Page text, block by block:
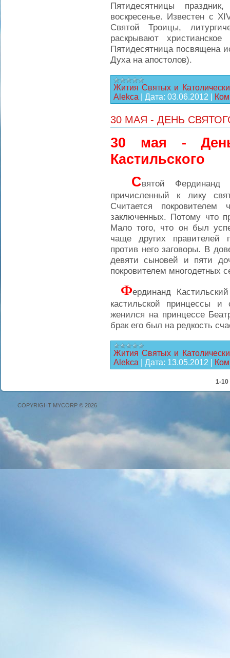
Пятидесятницы
воскресенье. Известен с
Святой Троицы,
раскрывают
Пятидесятница посвящена
Духа на апостолов).
Жития Святых и
Alekca
Дата: 03.06.2012
30 МАЯ - ДЕНЬ
30 мая - День
Кастильского
Святой Фердинанд
причисленный к лику
Считается покровителем
заключенных. Потому что
Мало того, что он был
чаще других правителей
против него заговоры. В
девяти сыновей и пяти
покровителем многодетных
Фердинанд
кастильской принцессы
женился на принцессе
брак его был на редкость
Жития Святых и
Alekca
Дата: 13.05.2012
1-10
COPYRIGHT MYCORP © 2026